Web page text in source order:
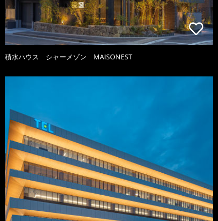
積水ハウス シャーメゾン MAISONEST